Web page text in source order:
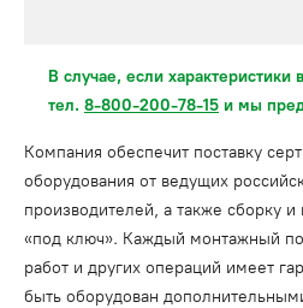
В случае, если
тел. 8-800-200-78-15 и мы
Компания обеспечит поставку
оборудования от ведущих
производителей, а также сборку
«под ключ». Каждый монтажный
работ и других операций имеет
быть оборудован